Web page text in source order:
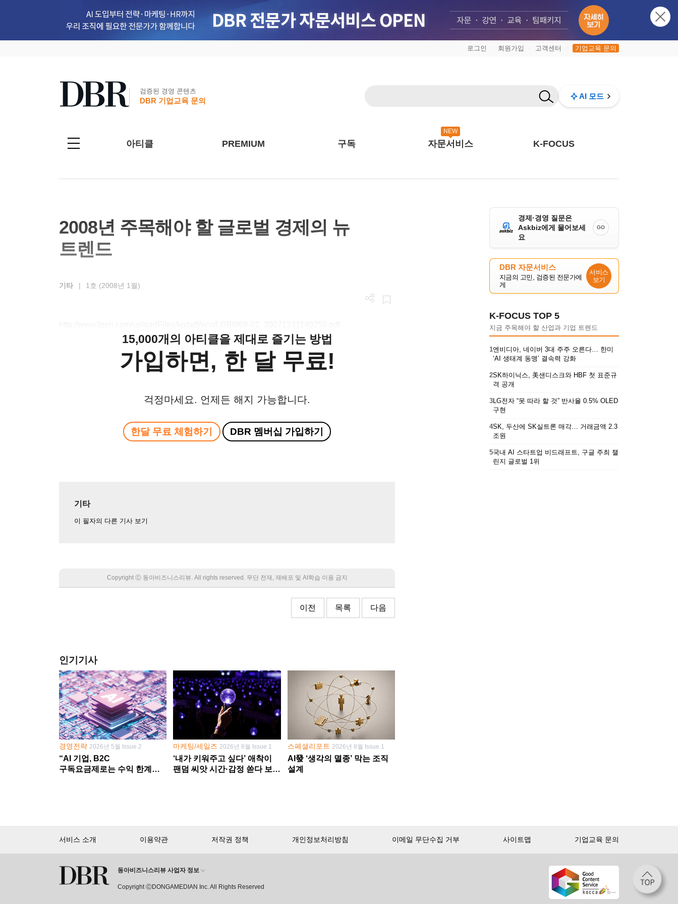
로그인 회원가입 고객센터 기업교육 문의
검증된 경영 콘텐츠
DBR 기업교육 문의
AI 모드
아티클 PREMIUM 구독
NEW
자문서비스 K-FOCUS
2008년 주목해야 할 글로벌 경제의 뉴
트렌드
기타 | 1호 (2008년 1월)
15,000개의 아티클을 제대로 즐기는 방법
가입하면, 한 달 무료!
걱정마세요. 언제든 해지 가능합니다.
한달 무료 체험하기 DBR 멤버십 가입하기
기타
이 필자의 다른 기사 보기
Copyright Ⓒ 동아비즈니스리뷰. All rights reserved. 무단 전재, 재배포 및 AI학습 이용 금지
이전 목록 다음
인기기사
경영전략 2026년 5월 Issue 2
“AI 기업, B2C
구독요금제로는 수익 한계
마케팅/세일즈 2026년 8월 Issue 1
‘내가 키워주고 싶다’ 애착이
팬덤 씨앗 시간·감정 쏟다 보면
스페셜리포트 2026년 8월 Issue 1
AI發 ‘생각의 멸종’ 막는 조직
설계
경제·경영 질문은
Askbiz에게 물어보세
요
GO
DBR 자문서비스
지금의 고민, 검증된 전문가에
게
서비스
보기
K-FOCUS TOP 5
지금 주목해야 할 산업과 기업 트렌드
1엔비디아, 네이버 3대 주주 오른다… 한미
‘AI 생태계 동맹’ 결속력 강화
2SK하이닉스, 美샌디스크와 HBF 첫 표준규
격 공개
3LG전자 “못 따라 할 것” 반사율 0.5% OLED
구현
4SK, 두산에 SK실트론 매각… 거래금액 2.3
조원
5국내 AI 스타트업 비드래프트, 구글 주최 챌
린지 글로벌 1위
회원 가입만 해도, DBR 월정액 서비스 첫 달 무료!
첫 달 무제한 이용
서비스 소개 이용약관 저작권 정책 개인정보처리방침 이메일 무단수집 거부 사이트맵 기업교육 문의
동아비즈니스리뷰 사업자 정보
Copyright ⒸDONGAMEDIAN Inc. All Rights Reserved